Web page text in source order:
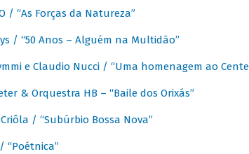
/ “As Forças da Natureza”
/ “50 Anos – Alguém na Multidão”
e Claudio Nucci / “Uma homenagem ao
& Orquestra HB – “Baile dos Orixás”
/ “Subúrbio Bossa Nova”
“Poétnica”